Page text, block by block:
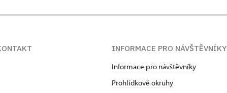
INFORMACE PRO NÁVŠTĚVNÍKY
Informace pro návštěvníky
Prohlídkové okruhy